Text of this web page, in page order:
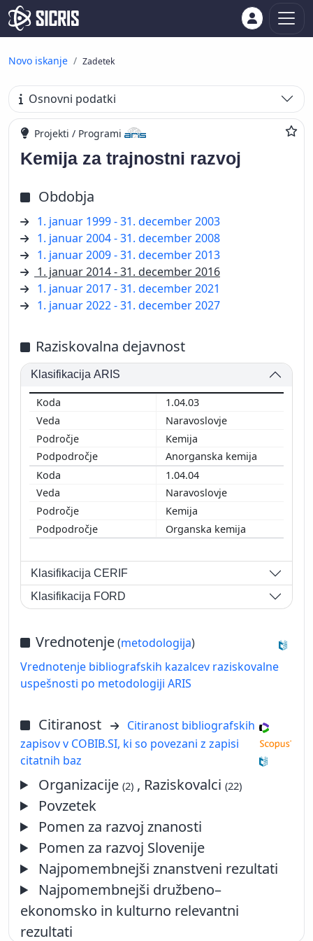
Novo iskanje Zadetek
Osnovni podatki
Projekti / Programi
Kemija za trajnostni razvoj
Obdobja
1. januar 1999 - 31. december 2003
1. januar 2004 - 31. december 2008
1. januar 2009 - 31. december 2013
1. januar 2014 - 31. december 2016
1. januar 2017 - 31. december 2021
1. januar 2022 - 31. december 2027
Raziskovalna dejavnost
Klasifikacija ARIS
1.04.03
Naravoslovje
Kemija
Anorganska kemija
1.04.04
Naravoslovje
Kemija
Organska kemija
Klasifikacija CERIF
Klasifikacija FORD
Vrednotenje(metodologija)
Vrednotenje bibliografskih kazalcev raziskovalne
uspešnosti po metodologiji ARIS
Citiranost
Citiranost bibliografskih
zapisov v COBIB.SI, ki so povezani z zapisi
citatnih baz
Organizacije(2) , Raziskovalci(22)
Povzetek
Pomen za razvoj znanosti
Pomen za razvoj Slovenije
Najpomembnejši znanstveni rezultati
Najpomembnejši družbeno–
ekonomsko in kulturno relevantni
rezultati